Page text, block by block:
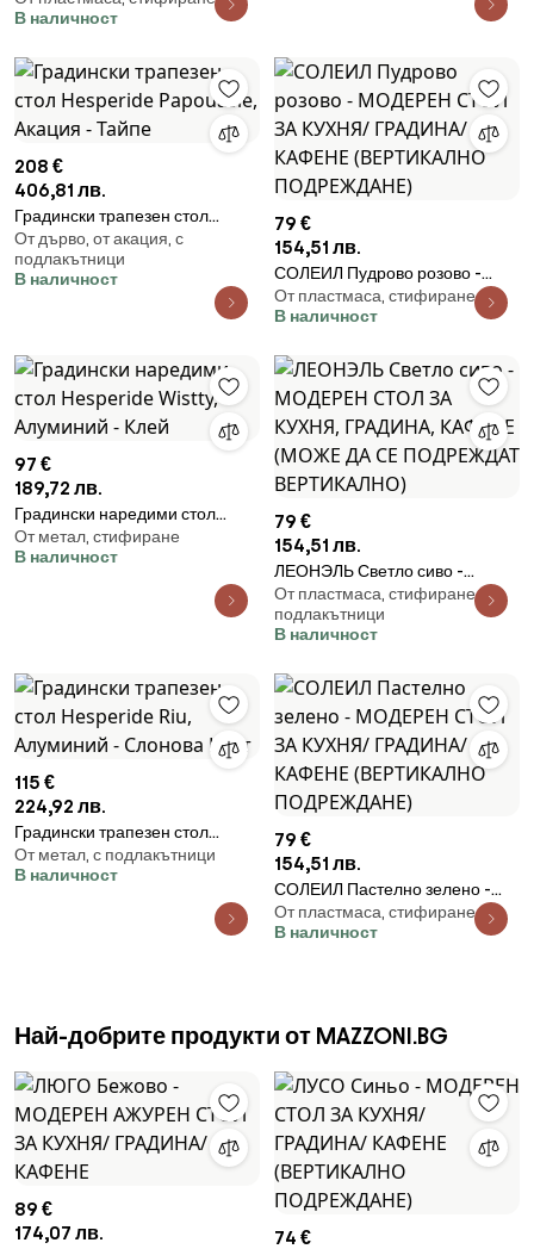
КАФЕНЕ (ВЕРТИКАЛНО
В наличност
208 €
406,81 лв.
Градински трапезен стол
Hesperide Papouasie, Акация -
Тайпе
От дърво, от акация, с
подлакътници
В наличност
79 €
154,51 лв.
СОЛЕИЛ Пудрово розово -
МОДЕРЕН СТОЛ ЗА КУХНЯ/
ГРАДИНА/ КАФЕНЕ
От пластмаса, стифиране
В наличност
97 €
189,72 лв.
Градински наредими стол
Hesperide Wistty, Алуминий -
Клей
От метал, стифиране
В наличност
79 €
154,51 лв.
ЛЕОНЭЛЬ Светло сиво -
МОДЕРЕН СТОЛ ЗА КУХНЯ,
ГРАДИНА, КАФЕНЕ (МОЖЕ ДА
СЕ ПОДРЕЖДАТ
От пластмаса, стифиране, с
подлакътници
В наличност
115 €
224,92 лв.
Градински трапезен стол
Hesperide Riu, Алуминий -
Слонова Кост
От метал, с подлакътници
В наличност
79 €
154,51 лв.
СОЛЕИЛ Пастелно зелено -
МОДЕРЕН СТОЛ ЗА КУХНЯ/
ГРАДИНА/ КАФЕНЕ
От пластмаса, стифиране
В наличност
Най-добрите продукти от MAZZONI.BG
89 €
174,07 лв.
74 €